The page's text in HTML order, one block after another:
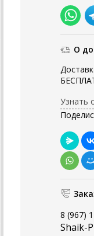
О
Узнать
8 (967)
Shaik-